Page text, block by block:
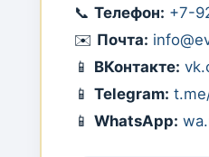
📞 Телефон: +7-
✉️ Почта:
📱 ВКонтакте:
📱 Telegram:
📱 WhatsApp: